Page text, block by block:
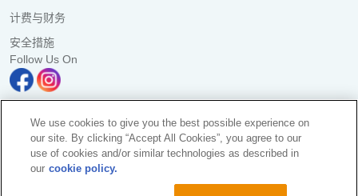
计费与财务
安全措施
Follow Us On
Pulau Pinang Clinic Sdn. Bhd. Reg. No. 197101000052 (10387-K)
All Rights Reserved. Photos are for illustration purposes only
KKLIU 1365/ EXP 31.12.2028
PD Access Request Form
We use cookies to give you the best possible experience on
our site. By clicking “Accept All Cookies”, you agree to our
use of cookies and/or similar technologies as described in
our cookie policy.